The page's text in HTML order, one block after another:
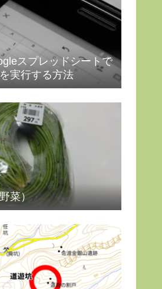
スプレッドシートで
実行する方法
菜）